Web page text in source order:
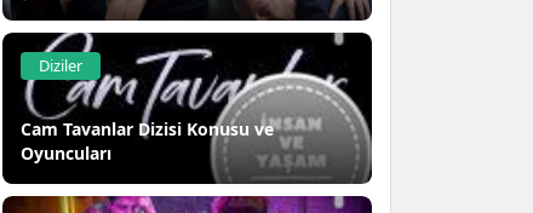
Diziler
Cam Tavanlar Dizisi Konusu ve
Oyuncuları